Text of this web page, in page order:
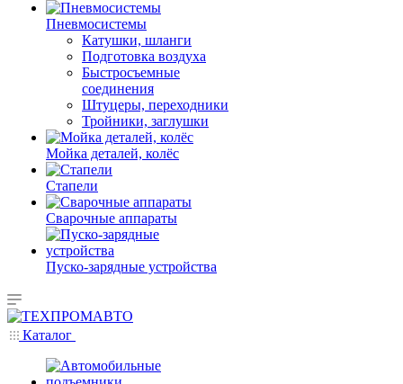
Пневмосистемы
Катушки, шланги
Подготовка воздуха
Быстросъемные
соединения
Штуцеры, переходники
Тройники, заглушки
Мойка деталей, колёс
Стапели
Сварочные аппараты
Пуско-зарядные устройства
Каталог